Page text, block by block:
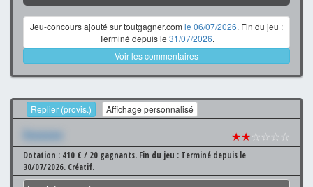
Jeu-concours ajouté sur toutgagner.com le 06/07/2026. Fin du jeu :
Terminé depuis le 31/07/2026.
Voir les commentaires
Replier (provis.) Affichage personnalisé
Xxxxxxx ★★☆☆☆☆
Dotation : 410 € / 20 gagnants. Fin du jeu : Terminé depuis le
30/07/2026. Créatif.